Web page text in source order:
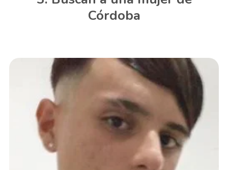
Córdoba